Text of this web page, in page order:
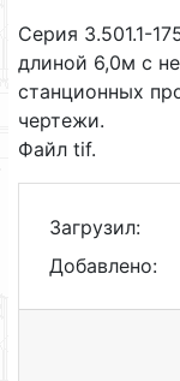
Серия 3.501.1-
длиной 6,0м с
станционных
чертежи.
Файл tif.
Загрузил:
Добавлено: